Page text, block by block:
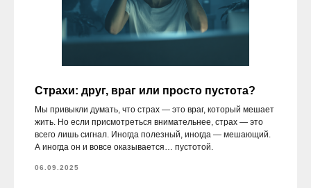
Страхи: друг, враг или просто пустота?
Мы привыкли думать, что страх — это враг, который мешает
жить. Но если присмотреться внимательнее, страх — это
всего лишь сигнал. Иногда полезный, иногда — мешающий.
А иногда он и вовсе оказывается… пустотой.
06.09.2025